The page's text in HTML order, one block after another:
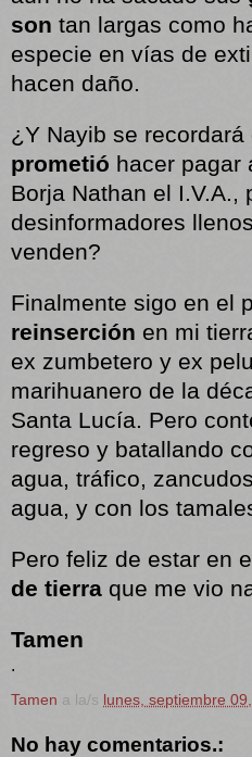
son tan largas como
especie en vías de
hacen daño.
¿Y Nayib se recordará
prometió hacer pagar
Borja Nathan el I.V.A.,
desinformadores
venden?
Finalmente sigo en el
reinserción en mi
ex zumbetero y ex
marihuanero de la
Santa Lucía. Pero
regreso y batallando
agua, tráfico,
agua, y con los
Pero feliz de estar en
de tierra que me vio
Tamen
.
Tamen a la/s lunes, septiembre
No hay comentarios.: